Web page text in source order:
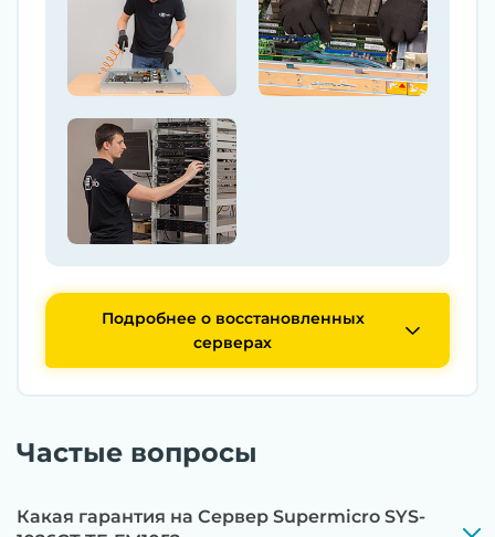
Подробнее о восстановленных
серверах
Частые вопросы
Какая гарантия на Сервер Supermicro SYS-